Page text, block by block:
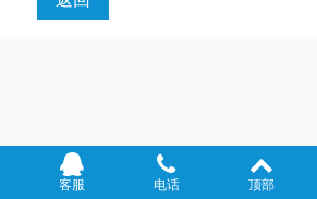
客服 电话 顶部